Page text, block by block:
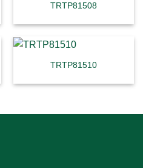
TRTP81508
TRTP81510